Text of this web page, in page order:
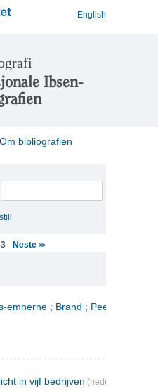
English
Ibsen-
Om bibliografien
Neste >>
emnerne ; Brand ; Peer Gynt. 2
in vijf bedrijven (nederlandsk)